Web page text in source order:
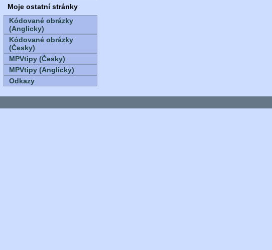
Moje ostatní stránky
Kódované obrázky
(Anglicky)
Kódované obrázky
(Česky)
MPVtipy (Česky)
MPVtipy (Anglicky)
Odkazy